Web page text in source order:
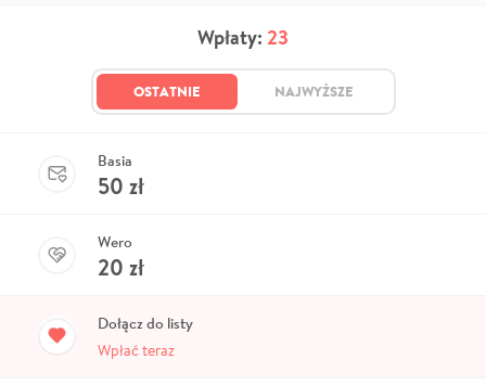
Wpłaty: 23
OSTATNIE NAJWYŻSZE
Basia
50 zł
Wero
20 zł
Dołącz do listy
Wpłać teraz